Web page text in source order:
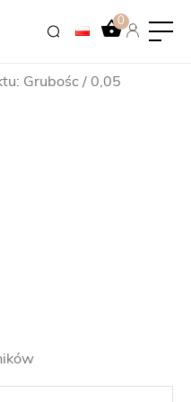
0
Grubośc / 0,05